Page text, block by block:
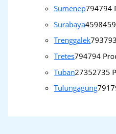
Sumenep794794
Surabaya4598
Trenggalek793
Tretes794794
Tuban27352735
Tulungagung791